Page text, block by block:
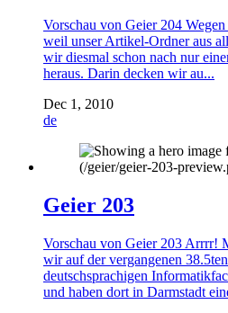
Vorschau von Geier 204
weil unser Artikel-Ordner aus
wir diesmal schon nach nur
heraus. Darin decken wir au...
Dec 1, 2010
de
Geier 203
Vorschau von Geier 203 Arrrr!
wir auf der vergangenen
deutschsprachigen
und haben dort in Darmstadt